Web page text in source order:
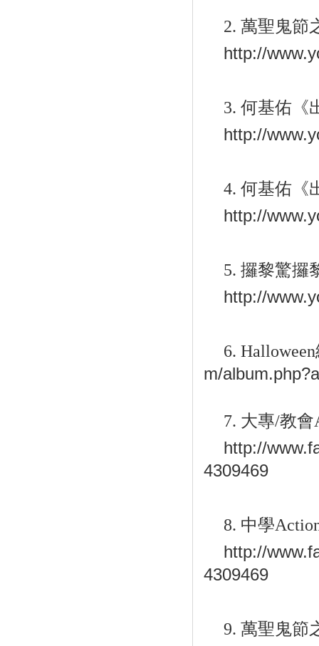
2.萬聖鬼節
http://
3.何基佑《
http://
4.何基佑《
http://
5.攞黎驚攞
http://
6. Halloween
m/
7. 大專/教會
http://
4309469
8. 中學
http://
4309469
9.萬聖鬼節